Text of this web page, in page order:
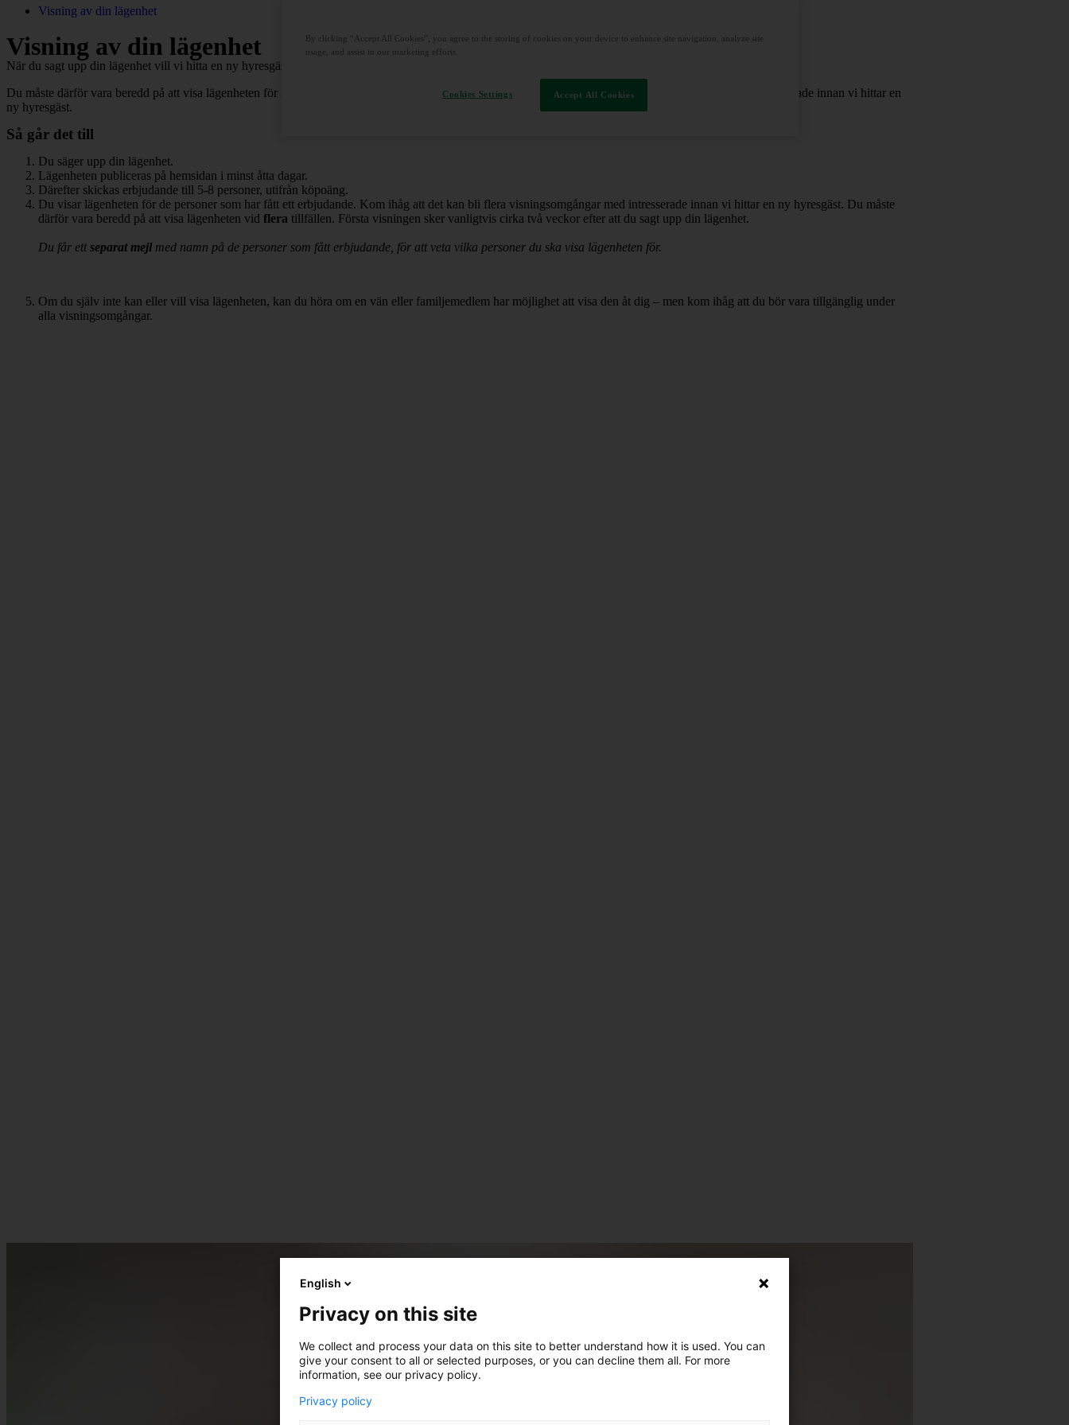
Visning av din lägenhet
Visning av din lägenhet
När du sagt upp din lägenhet vill vi hitta en ny hyresgäst. De som får ett erbjudande uppmanas att titta på lägenheten först.
Du måste därför vara beredd på att visa lägenheten för intressenter som står i bostadskön och som fått ett erbjudande. Det kan bli flera omgångar med intresserade innan vi hittar en
ny hyresgäst.
Så går det till
Du säger upp din lägenhet.
Lägenheten publiceras på hemsidan i minst åtta dagar.
Därefter skickas erbjudande till 5-8 personer, utifrån köpoäng.
Du visar lägenheten för de personer som har fått ett erbjudande. Kom ihåg att det kan bli flera visningsomgångar med intresserade innan vi hittar en ny hyresgäst. Du måste
därför vara beredd på att visa lägenheten vid flera tillfällen. Första visningen sker vanligtvis cirka två veckor efter att du sagt upp din lägenhet.
Du får ettseparat mejl med namn på de personer som fått erbjudande, för att veta vilka personer du ska visa lägenheten för.
Om du själv inte kan eller vill visa lägenheten, kan du höra om en vän eller familjemedlem har möjlighet att visa den åt dig – men kom ihåg att du bör vara tillgänglig under
alla visningsomgångar.
English
Privacy on this site
We collect and process your data on this site to better understand how it is used. You can
give your consent to all or selected purposes, or you can decline them all. For more
information, see our privacy policy.
Privacy policy
By clicking “Accept All Cookies”, you agree to the storing of cookies on your device to enhance site navigation, analyze site
usage, and assist in our marketing efforts.
Accept All Cookies
Cookies Settings